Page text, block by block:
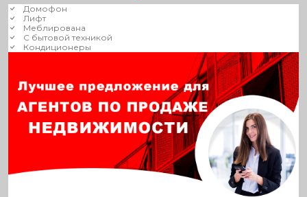
Домофон
Лифт
Меблирована
С бытовой техникой
Кондиционеры